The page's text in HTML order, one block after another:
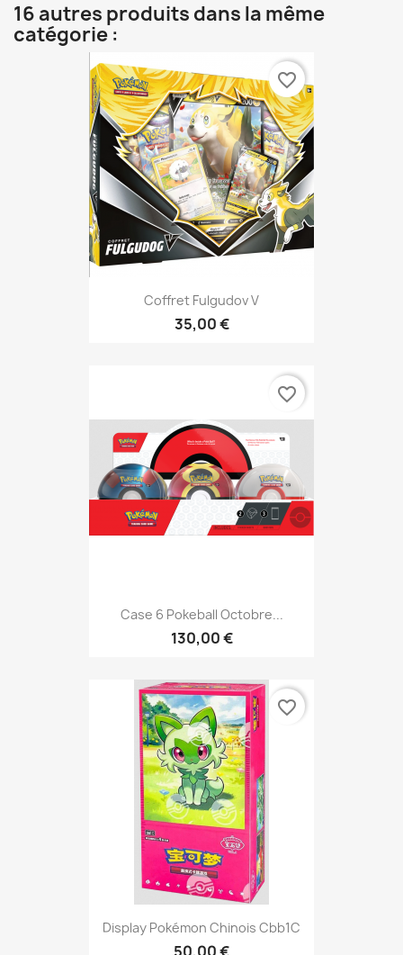
16 autres produits dans la même
catégorie :
Coffret Fulgudov V
35,00 €
favorite_border
Case 6 Pokeball Octobre...
130,00 €
favorite_border
Display Pokémon Chinois Cbb1C
favorite_border